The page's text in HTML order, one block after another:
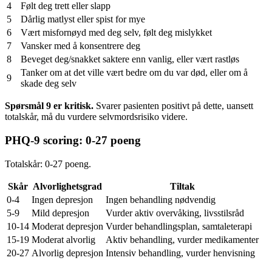
4
Følt deg trett eller slapp
5
Dårlig matlyst eller spist for mye
6
Vært misfornøyd med deg selv, følt deg mislykket
7
Vansker med å konsentrere deg
8
Beveget deg/snakket saktere enn vanlig, eller vært rastløs
9
Tanker om at det ville vært bedre om du var død, eller om å
skade deg selv
Spørsmål 9 er kritisk. Svarer pasienten positivt på dette, uansett
totalskår, må du vurdere selvmordsrisiko videre.
PHQ-9 scoring: 0-27 poeng
Totalskår: 0-27 poeng.
Skår Alvorlighetsgrad
Tiltak
0-4
Ingen depresjon
Ingen behandling nødvendig
5-9
Mild depresjon
Vurder aktiv overvåking, livsstilsråd
10-14 Moderat depresjon Vurder behandlingsplan, samtaleterapi
15-19 Moderat alvorlig
Aktiv behandling, vurder medikamenter
20-27 Alvorlig depresjon Intensiv behandling, vurder henvisning